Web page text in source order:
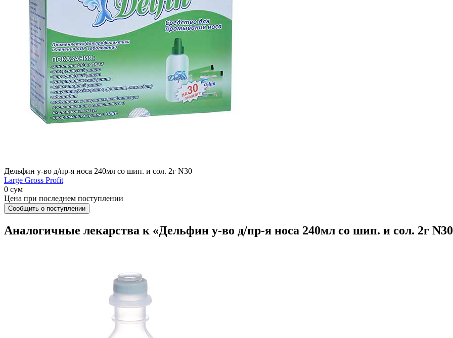
Дельфин у-во д/пр-я носа 240мл со шип. и сол. 2г N30
Large Gross Profit
0 сум
Цена при последнем поступлении
Сообщить о поступлении
Аналогичные лекарства к «Дельфин у-во д/пр-я носа 240мл со шип. и сол. 2г